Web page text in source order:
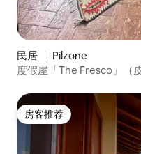
民居 ｜ Pilzone
度假屋「The Fresco」（
房客推荐
房客推荐